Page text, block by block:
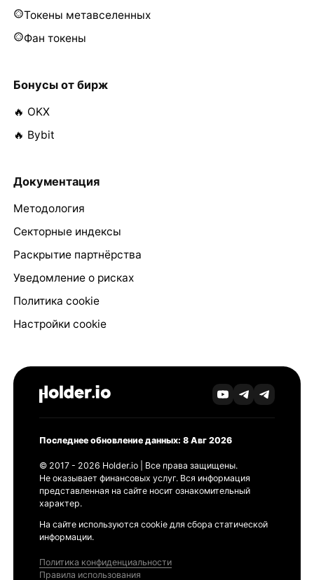
Токены метавселенных
Фан токены
Бонусы от бирж
🔥 OKX
🔥 Bybit
Документация
Методология
Секторные индексы
Раскрытие партнёрства
Уведомление о рисках
Политика cookie
Настройки cookie
Последнее обновление данных: 8 Авг 2026
© 2017 - 2026 Holder.io | Все права защищены.
Не оказывает финансовых услуг. Вся информация
представленная на сайте носит ознакомительный
характер.
На сайте используются cookie для сбора статической
информации.
Политика конфиденциальности
Правила использования